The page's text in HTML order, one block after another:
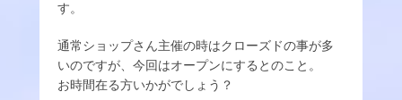
ョ
ン
す。
通常ショップさん主催の時はクローズドの事が多
いのですが、今回はオープンにするとのこと。
お時間在る方いかがでしょう？